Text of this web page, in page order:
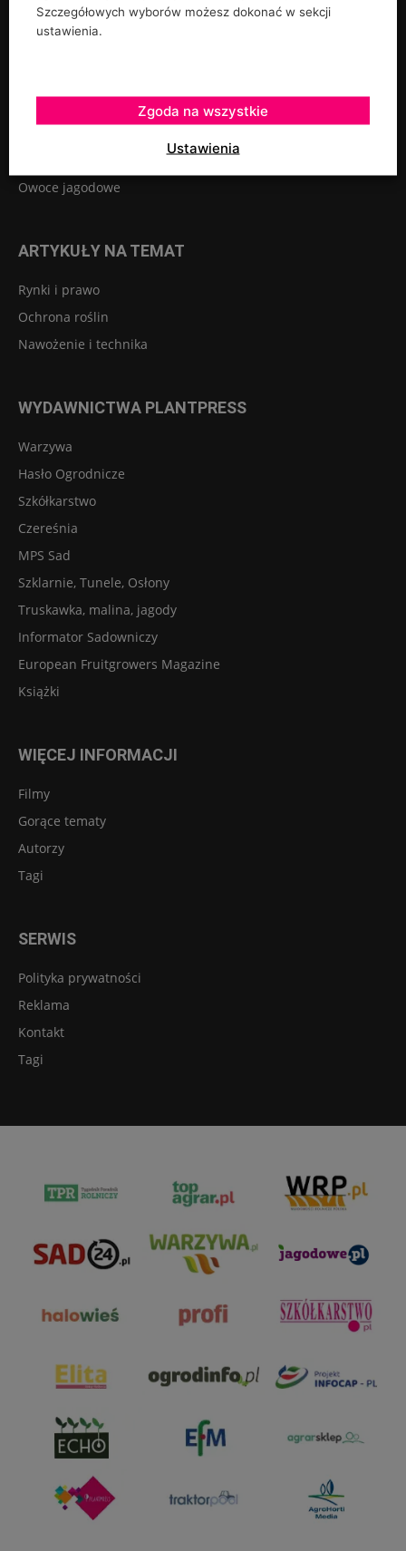
UPRAWY
Owoce jagodowe
ARTYKUŁY NA TEMAT
Rynki i prawo
Ochrona roślin
Nawożenie i technika
WYDAWNICTWA PLANTPRESS
Warzywa
Hasło Ogrodnicze
Szkółkarstwo
Czereśnia
MPS Sad
Szklarnie, Tunele, Osłony
Truskawka, malina, jagody
Informator Sadowniczy
European Fruitgrowers Magazine
Książki
WIĘCEJ INFORMACJI
Filmy
Gorące tematy
Autorzy
Tagi
SERWIS
Polityka prywatności
Reklama
Kontakt
Tagi
Szczegółowych wyborów możesz dokonać w sekcji
ustawienia.
Ustawienia
Zgoda na wszystkie